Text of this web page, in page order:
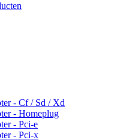
- Cf / Sd / Xd
- Homeplug
- Pci-e
- Pci-x